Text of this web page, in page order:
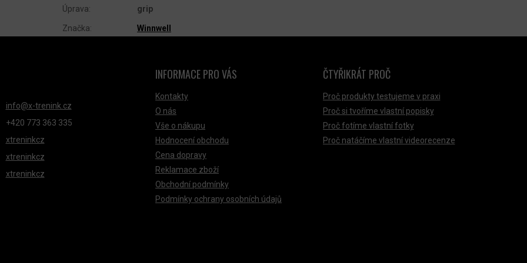
Úprava: grip
Značka: Winnwell
info@x-trenink.cz
+420 ‭773 363 335
xtreninkcz
xtreninkcz
xtreninkcz
INFORMACE PRO VÁS
Kontakty
O nás
Vše o nákupu
Hodnocení obchodu
Cena dopravy
Reklamace zboží
Obchodní podmínky
Podmínky ochrany osobních údajů
ČTYŘIKRÁT PROČ
Proč produkty testujeme v praxi
Proč si tvoříme vlastní popisky
Proč fotíme vlastní fotky
Proč natáčíme vlastní videorecenze